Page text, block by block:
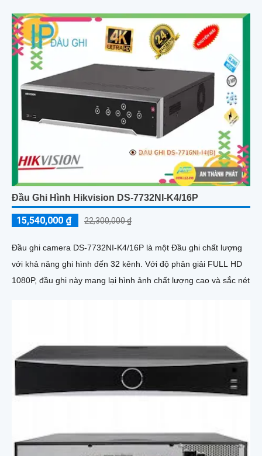
Đầu Ghi Hình Hikvision DS-7732NI-K4/16P
15,540,000 ₫ 22,300,000 ₫
Đầu ghi camera DS-7732NI-K4/16P là một Đầu ghi chất lượng
với khả năng ghi hình đến 32 kênh. Với độ phân giải FULL HD
1080P, đầu ghi này mang lại hình ảnh chất lượng cao và sắc nét